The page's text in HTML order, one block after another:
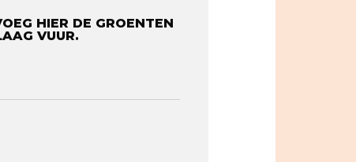
HIER DE GROENTEN
VUUR.